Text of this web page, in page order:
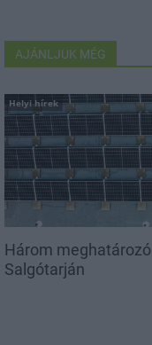
AJÁNLJUK MÉG
Helyi hírek
Három
Salgótarján